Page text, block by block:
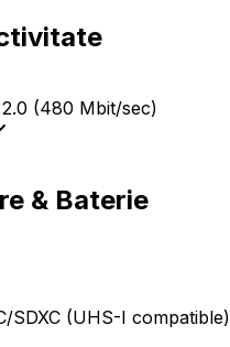
(480 Mbit/sec)
& Baterie
SDXC (UHS-I compatible)